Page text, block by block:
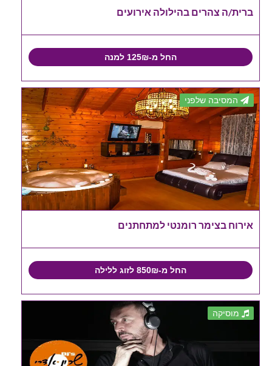
ברית/ה צהרים בהילולה אירועים
החל מ-125₪ למנה
המסיבה שלפני
אירוח בצימר רומנטי למתחתנים
החל מ-850₪ לזוג ללילה
מוסיקה